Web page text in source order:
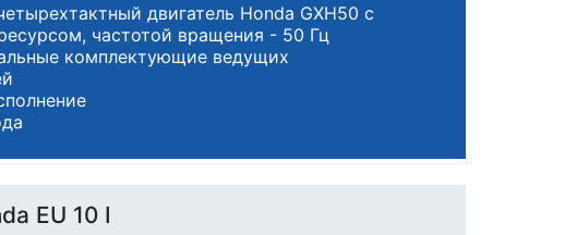
двигатель Honda GXH50 с
частотой вращения - 50 Гц
комплектующие ведущих
EU 10 I